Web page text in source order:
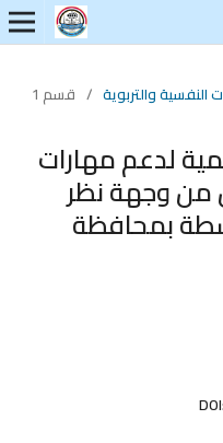
/ قسم 1
لدعم مهارات
من وجهة نظر
بمحافظة